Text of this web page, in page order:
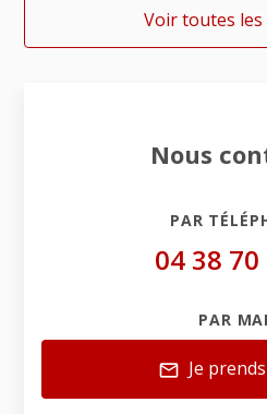
Voir toutes les
Nous
PAR
04 38 70
PAR
mail Je